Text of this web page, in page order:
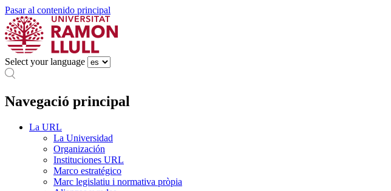
Pasar al contenido principal
Select your language
Navegació principal
La URL
La Universidad
Organización
Instituciones URL
Marco estratégico
Marc legislatiu i normativa pròpia